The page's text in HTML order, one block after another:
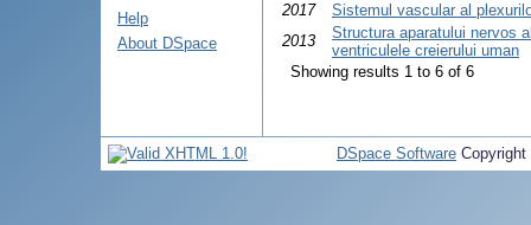
Help
About DSpace
2017
Sistemul vascular al
2013
Structura aparatului nervos
ventriculele creierului uman
Showing results 1 to 6 of 6
DSpace Software